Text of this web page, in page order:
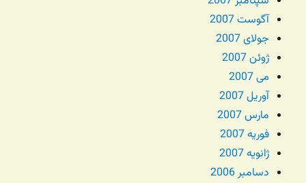
آگوست 2007
جولای 2007
ژوئن 2007
می 2007
آوریل 2007
مارس 2007
فوریه 2007
ژانویه 2007
دسامبر 2006